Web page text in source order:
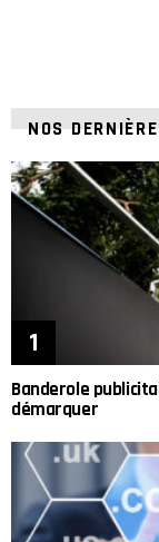
NOS
Banderole
démarquer